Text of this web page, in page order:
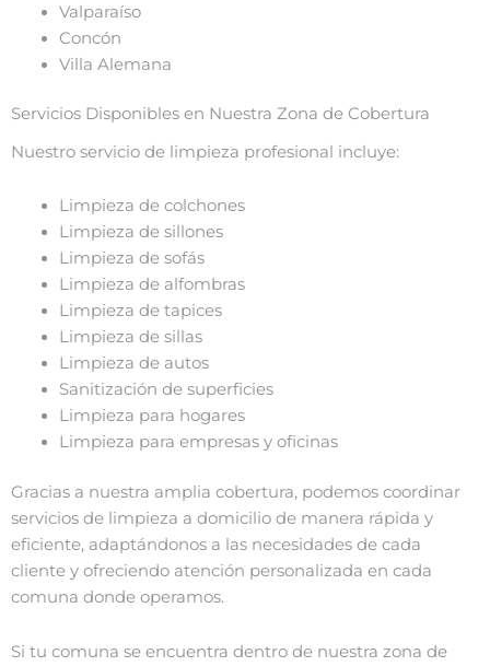
Valparaíso
Concón
Villa Alemana
Servicios Disponibles en Nuestra Zona de Cobertura
Nuestro servicio de limpieza profesional incluye:
Limpieza de colchones
Limpieza de sillones
Limpieza de sofás
Limpieza de alfombras
Limpieza de tapices
Limpieza de sillas
Limpieza de autos
Sanitización de superficies
Limpieza para hogares
Limpieza para empresas y oficinas
Gracias a nuestra amplia cobertura, podemos coordinar
servicios de limpieza a domicilio de manera rápida y
eficiente, adaptándonos a las necesidades de cada
cliente y ofreciendo atención personalizada en cada
comuna donde operamos.
Si tu comuna se encuentra dentro de nuestra zona de